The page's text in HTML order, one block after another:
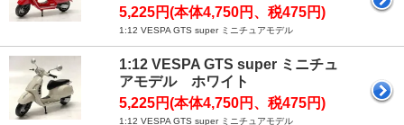
5,225円(本体4,750円、税475円)
1:12 VESPA GTS super ミニチュアモデル
1:12 VESPA GTS super ミニチュ
アモデル ホワイト
5,225円(本体4,750円、税475円)
1:12 VESPA GTS super ミニチュアモデル